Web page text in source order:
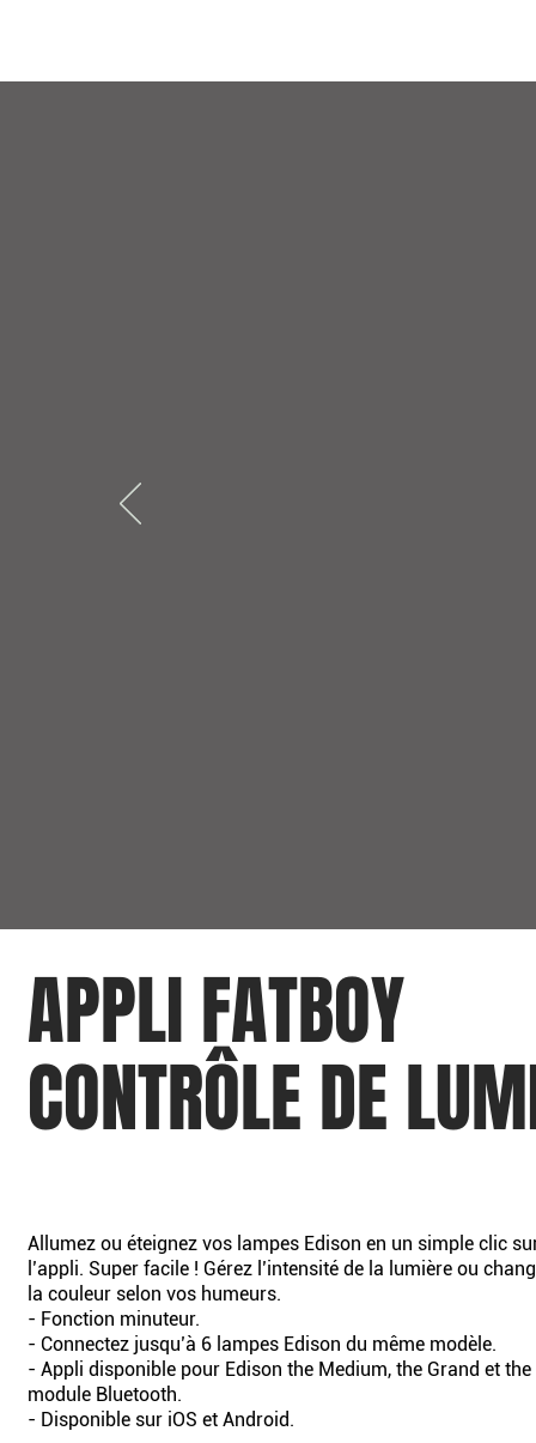
Allumez ou éteignez vos lampes Edison en un simple clic
l’appli. Super facile ! Gérez l’intensité de la lumière ou
la couleur selon vos humeurs.
- Fonction minuteur.
- Connectez jusqu’à 6 lampes Edison du même modèle.
- Appli disponible pour Edison the Medium, the Grand et the
module Bluetooth.
- Disponible sur iOS et Android.
APPLI FATBOY
CONTRÔLE DE